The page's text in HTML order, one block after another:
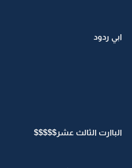
ابي ردود
الباارت الثالث عشر$$$$$